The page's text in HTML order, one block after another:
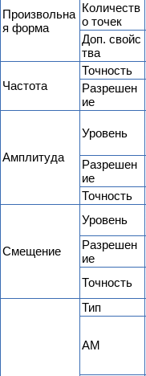
Произвольна
я форма
Количеств
о точек
Доп. свойс
тва
Частота
Точность
Разрешен
ие
Амплитуда
Уровень
Разрешен
ие
Точность
Смещение
Уровень
Разрешен
ие
Точность
Тип
АМ